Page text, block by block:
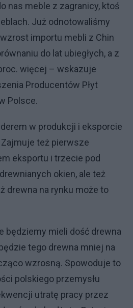
nas meble z zagranicy, ktoś
Już odnotowaliśmy
importu mebli z Chin
do lat ubiegłych, a z
więcej – wskazuje
Producentów Płyt
Polsce.
w produkcji i eksporcie
Zajmuje też pierwsze
eksportu i trzecie pod
okien, ale też
drewna na rynku może to
będziemy mieli dość drewna
tego drewna mniej na
wzrosną. Spowoduje to
polskiego przemysłu
utratę pracy przez